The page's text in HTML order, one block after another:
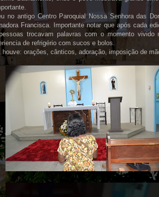
no antigo Centro Paroquial Nossa Senhora das
Francisca. Importante notar que após cada
trocavam palavras com o momento vivido
de refrigério com sucos e bolos.
houve: orações, cânticos, adoração, imposição de